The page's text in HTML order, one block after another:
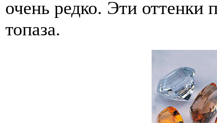
очень редко. Эти оттенки
топаза.